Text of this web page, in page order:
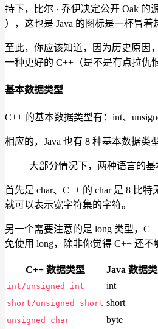
持下，比尔 · 乔伊决定公开 Oak 的
），这也是 Java 的图标是一杯冒着
至此，你应该知道，因为历史原因
一种更好的 C++（是不是有点拉仇
基本数据类型
C++ 的基本数据类型有：int、
相应的，Java 也有 8 种基本数据类
大部分情况下，两种语言的
首先是 char、C++ 的 char 是 8 比
就可以表示宽字符集的字符。
另一个需要注意的是 long 类型，
免使用 long，除非你觉得 C++ 还不
C++ 数据类型 Java 数据
int/unsigned int int
short/unsigned short short
unsigned char byte